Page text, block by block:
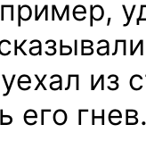
из
его